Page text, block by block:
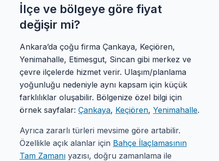
İlçe ve bölgeye göre fiyat
değişir mi?
Ankara’da çoğu firma Çankaya, Keçiören,
Yenimahalle, Etimesgut, Sincan gibi merkez ve
çevre ilçelerde hizmet verir. Ulaşım/planlama
yoğunluğu nedeniyle aynı kapsam için küçük
farklılıklar oluşabilir. Bölgenize özel bilgi için
örnek sayfalar: Çankaya, Keçiören, Yenimahalle.
Ayrıca zararlı türleri mevsime göre artabilir.
Özellikle açık alanlar için Bahçe İlaçlamasının
Tam Zamanı yazısı, doğru zamanlama ile